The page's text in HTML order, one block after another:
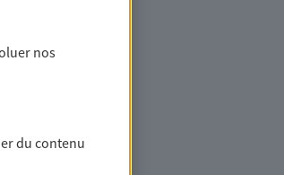
nos
du contenu